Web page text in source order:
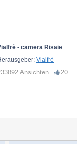
- camera Risaie
Vialfrè
Ansichten 20